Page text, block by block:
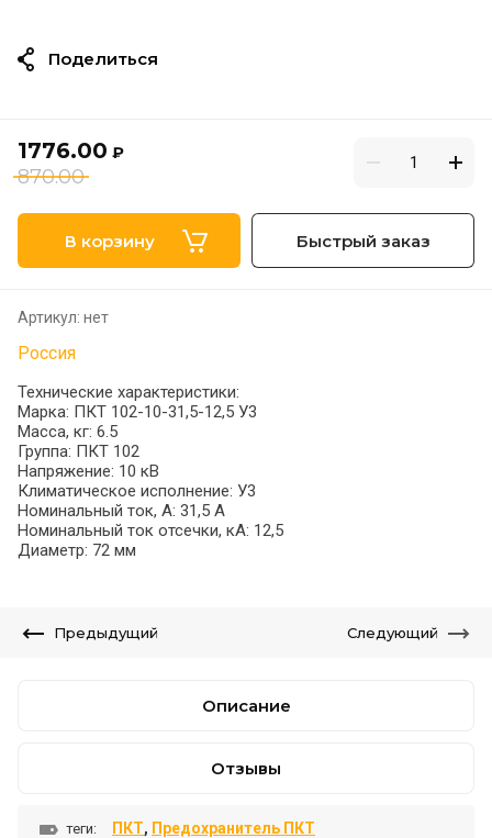
1776.00 ₽
870.00
В корзину Быстрый заказ
Артикул: нет
Россия
Технические характеристики:
Марка: ПКТ 102-10-31,5-12,5 У3
Масса, кг: 6.5
Группа: ПКТ 102
Напряжение: 10 кВ
Климатическое исполнение: У3
Номинальный ток, А: 31,5 А
Номинальный ток отсечки, кА: 12,5
Диаметр: 72 мм
Поделиться
Предыдущий Следующий
Описание
Отзывы
теги: ПКТ, Предохранитель ПКТ